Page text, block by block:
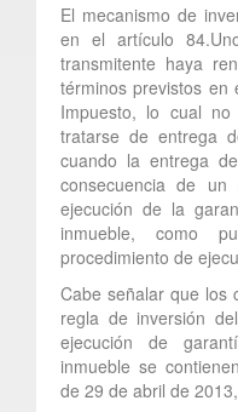
El mecanismo de
en el artículo
transmitente haya
términos previstos
Impuesto, lo cual
tratarse de entrega
cuando la entrega
consecuencia de
ejecución de la
inmueble, como
procedimiento de
Cabe señalar que los
regla de inversión
ejecución de
inmueble se
de 29 de abril de